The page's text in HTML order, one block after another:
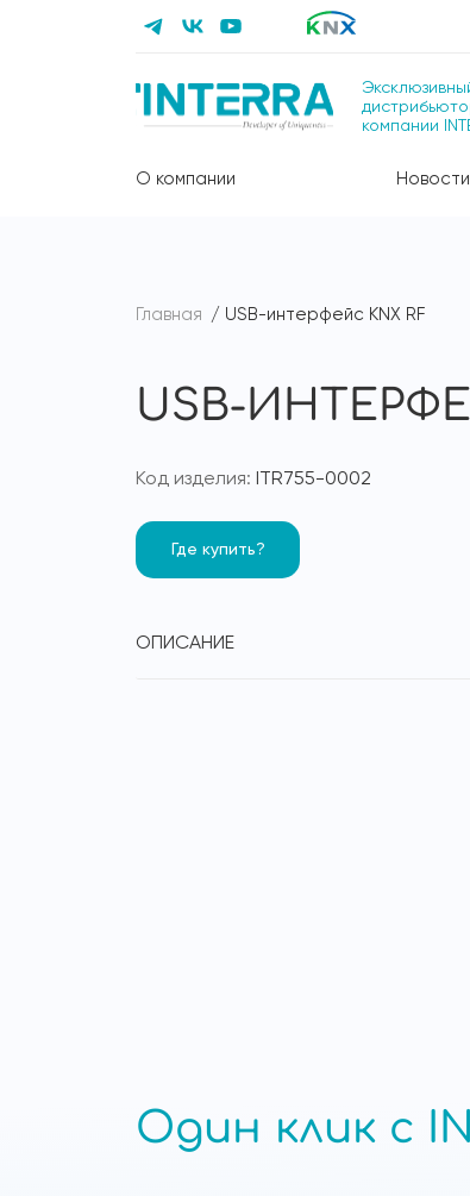
компании
О компании Новости
Главная USB-интерфейс KNX RF
USB-
Код изделия: ITR755-0002
Где купить?
ОПИСАНИЕ
Один клик с